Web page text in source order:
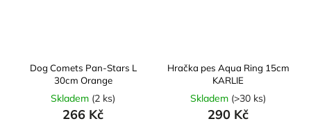
Dog Comets Pan-Stars L
30cm Orange
Skladem (2 ks)
266 Kč
Hračka pes Aqua Ring 15cm
KARLIE
Skladem (>30 ks)
290 Kč